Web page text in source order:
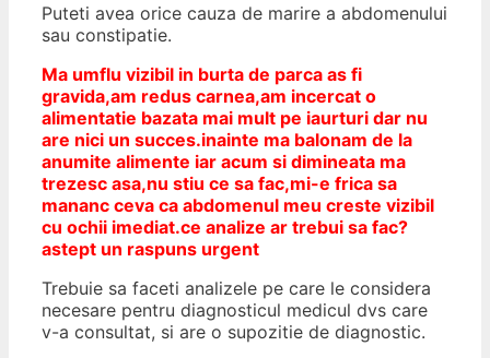
Puteti avea orice cauza de marire a abdomenului
sau constipatie.
Ma umflu vizibil in burta de parca as fi
gravida,am redus carnea,am incercat o
alimentatie bazata mai mult pe iaurturi dar nu
are nici un succes.inainte ma balonam de la
anumite alimente iar acum si dimineata ma
trezesc asa,nu stiu ce sa fac,mi-e frica sa
mananc ceva ca abdomenul meu creste vizibil
cu ochii imediat.ce analize ar trebui sa fac?
astept un raspuns urgent
Trebuie sa faceti analizele pe care le considera
necesare pentru diagnosticul medicul dvs care
v-a consultat, si are o supozitie de diagnostic.